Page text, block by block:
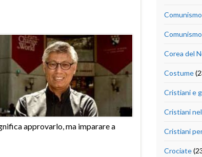
approvarlo, ma imparare a
Comunismo
Corea del
Costume
Cristiani e
Cristiani
Cristiani
Crociate